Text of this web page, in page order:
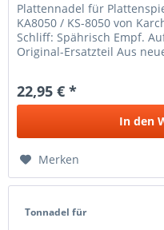
Plattennadel für
KA8050 / KS-8050 von
Schliff: Spährisch Empf.
Original-Ersatzteil Aus
22,95 € *
In den
Merken
Tonnadel für